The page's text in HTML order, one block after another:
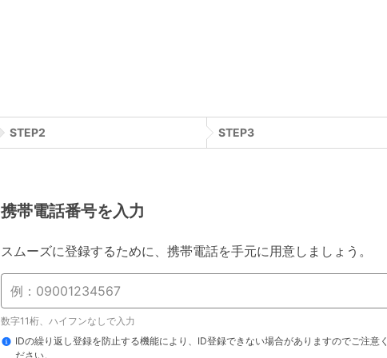
STEP2 STEP3
携帯電話番号を入力
スムーズに登録するために、携帯電話を手元に用意しましょう。
数字11桁、ハイフンなしで入力
IDの繰り返し登録を防止する機能により、ID登録できない場合がありますのでご注意く
ださい。